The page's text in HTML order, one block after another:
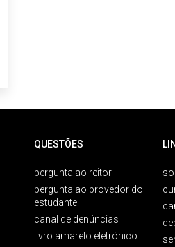
QUESTÕES
pergunta ao reitor
pergunta ao provedor do
estudante
canal de denúncias
livro amarelo eletrónico